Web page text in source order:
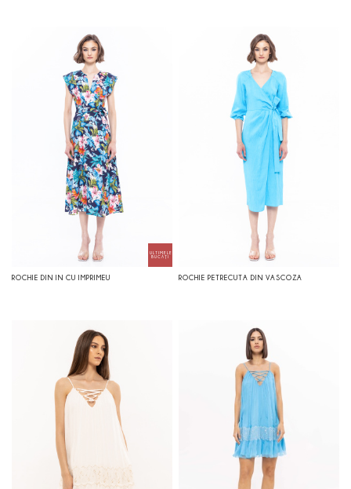
ROCHIE DIN IN CU IMPRIMEU ROCHIE PETRECUTA DIN VASCOZA